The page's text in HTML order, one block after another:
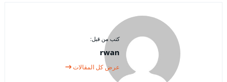
كتب من قبل:
rwan
عرض كل المقالات